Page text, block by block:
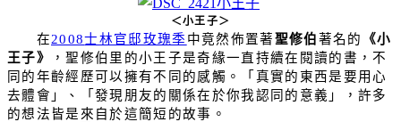
＜小王子＞
在2008士林官邸玫瑰季 中竟然佈置著聖修伯著名的
《小
王子》
，聖修伯里的小王子是奇緣一直持續在閱讀的書，不
同的年齡經歷可以擁有不同的感觸。「真實的東西是要用心
去體會」、「發現朋友的關係在於你我認同的意義」，許多
的想法皆是來自於這簡短的故事。